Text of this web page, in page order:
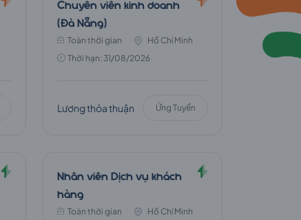
Chuyên viên kinh doanh
(Đà Nẵng)
Toàn thời gian
Hồ Chí Minh
Thời hạn: 31/08/2026
Lương thỏa thuận Ứng Tuyển
Nhân viên Dịch vụ khách
hàng
Toàn thời gian
Hồ Chí Minh